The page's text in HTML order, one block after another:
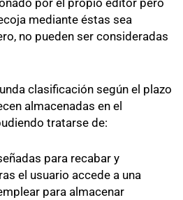
por el propio editor pero
mediante éstas sea
no pueden ser consideradas
clasificación según el plazo
almacenadas en el
tratarse de:
para recabar y
el usuario accede a una
para almacenar